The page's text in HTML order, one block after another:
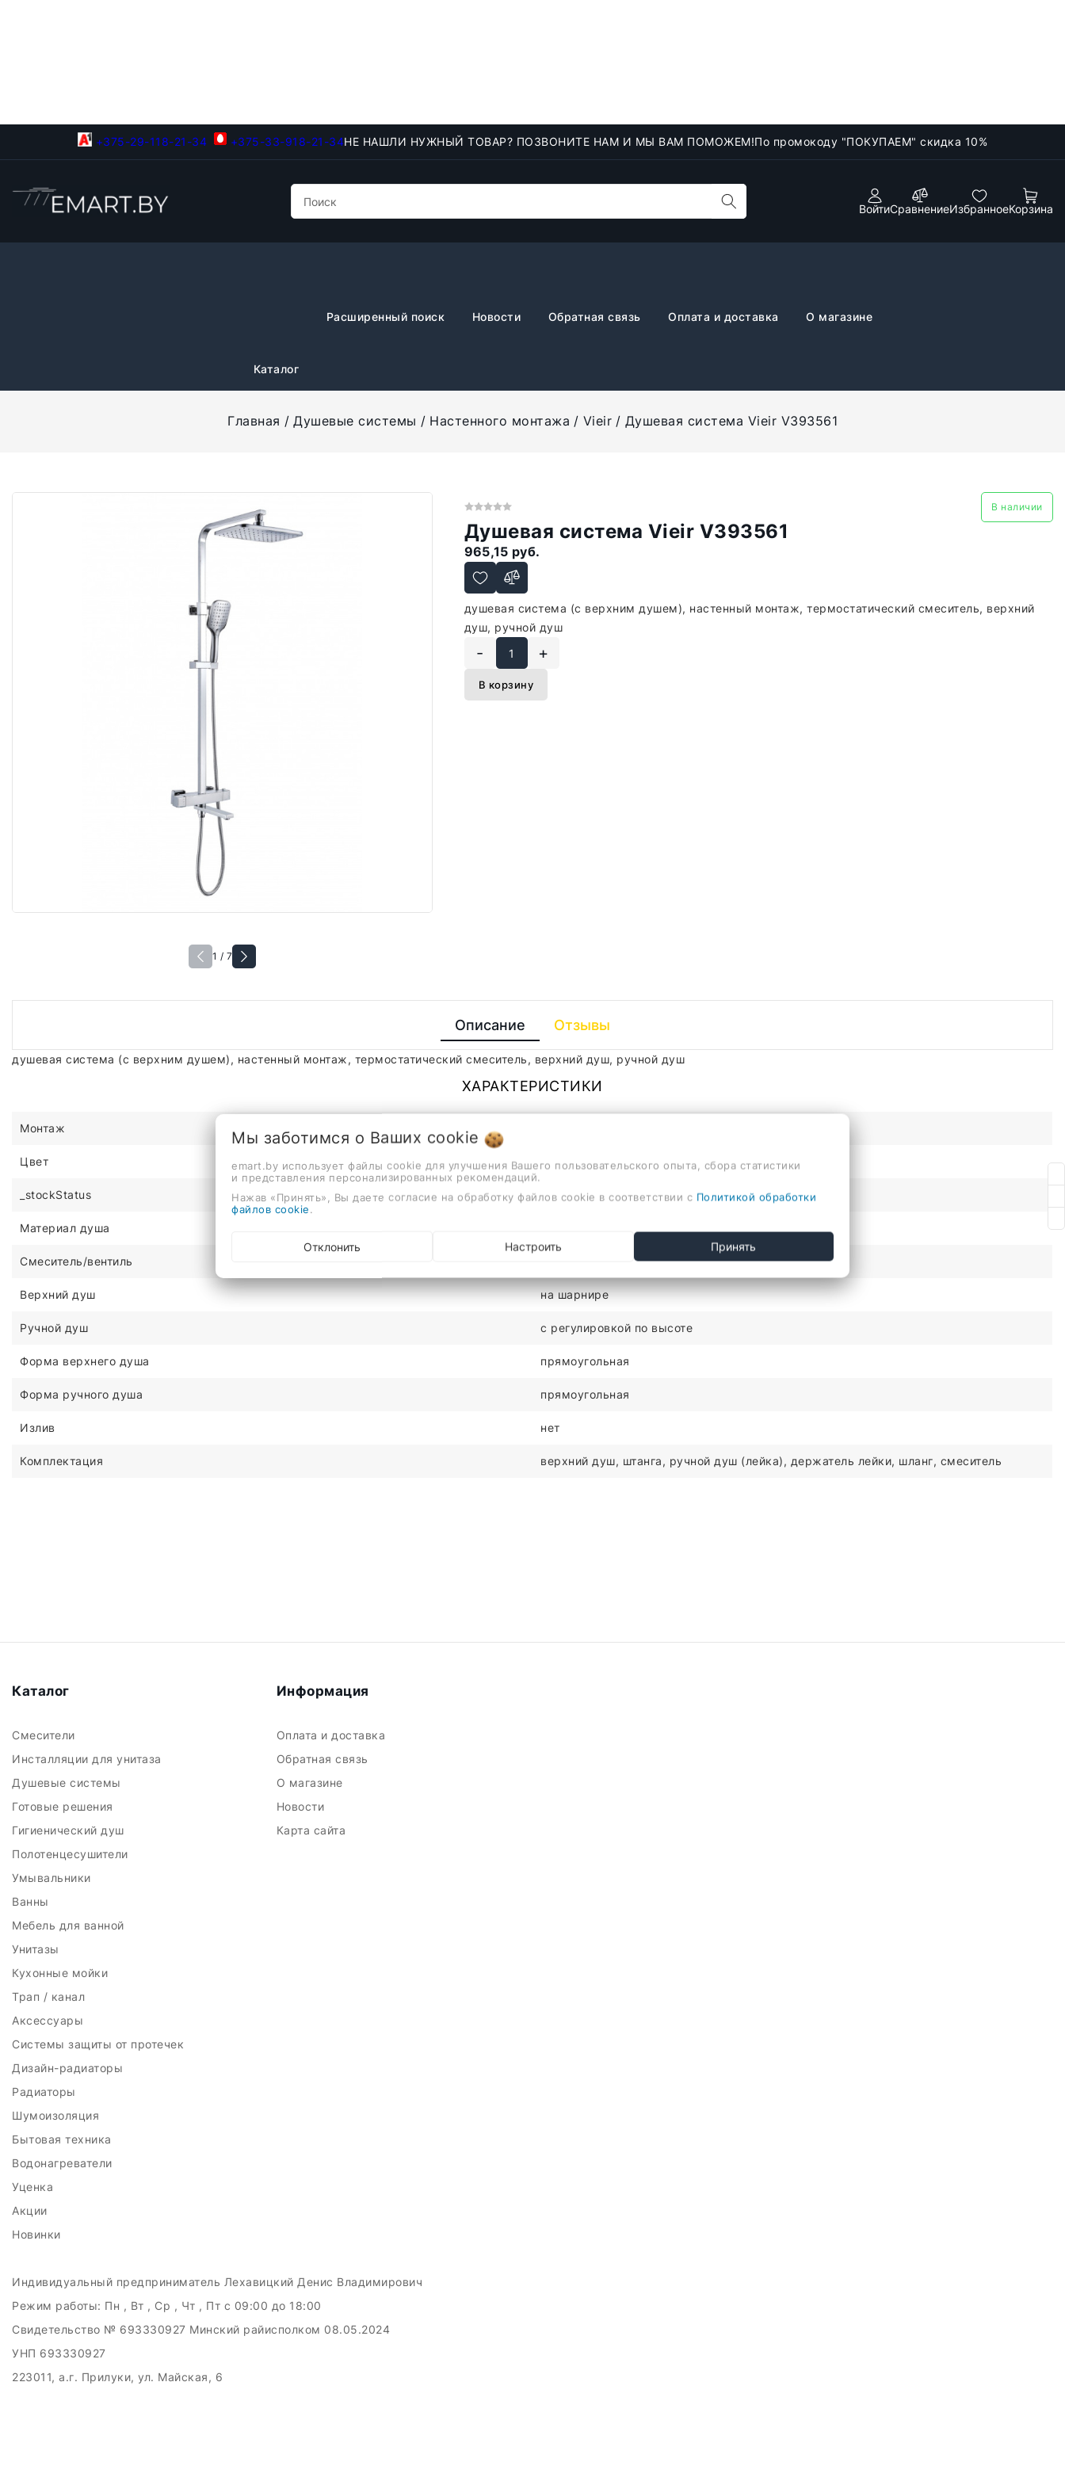
+375-29-118-21-34 +375-33-918-21-34НЕ НАШЛИ НУЖНЫЙ ТОВАР? ПОЗВОНИТЕ НАМ И МЫ ВАМ ПОМОЖЕМ!По промокоду "ПОКУПАЕМ" скидка 10%
ВойтиСравнениеИзбранноеКорзина
Каталог
Расширенный поиск Новости Обратная связь Оплата и доставка О магазине
Главная Душевые системы Настенного монтажа Vieir Душевая система Vieir V393561
1 / 7
В наличии
Душевая система Vieir V393561
965,15 руб.
душевая система (с верхним душем), настенный монтаж, термостатический смеситель, верхний
душ, ручной душ
- +
В корзину
Описание Отзывы
душевая система (с верхним душем), настенный монтаж, термостатический смеситель, верхний душ, ручной душ
ХАРАКТЕРИСТИКИ
Монтаж
Цвет хром
_stockStatus 1
Материал душа
Смеситель/вентиль термостатический
Верхний душ на шарнире
Ручной душ c регулировкой по высоте
Форма верхнего душа прямоугольная
Форма ручного душа прямоугольная
Излив нет
Комплектация верхний душ, штанга, ручной душ (лейка), держатель лейки, шланг, смеситель
Каталог
Смесители
Инсталляции для унитаза
Душевые системы
Готовые решения
Гигиенический душ
Полотенцесушители
Умывальники
Ванны
Мебель для ванной
Унитазы
Кухонные мойки
Трап / канал
Аксессуары
Системы защиты от протечек
Дизайн-радиаторы
Радиаторы
Шумоизоляция
Бытовая техника
Водонагреватели
Уценка
Акции
Новинки
Информация
Оплата и доставка
Обратная связь
О магазине
Новости
Карта сайта
Индивидуальный предприниматель Лехавицкий Денис Владимирович
Режим работы: Пн , Вт , Ср , Чт , Пт c 09:00 до 18:00
Свидетельство № 693330927 Минский райисполком 08.05.2024
УНП 693330927
223011, а.г. Прилуки, ул. Майская, 6
Мы заботимся о Ваших cookie
emart.by использует файлы cookie для улучшения Вашего пользовательского опыта, сбора статистики
и представления персонализированных рекомендаций.
Нажав «Принять», Вы даете согласие на обработку файлов cookie в соответствии с Политикой обработки
файлов cookie.
Отклонить Настроить Принять